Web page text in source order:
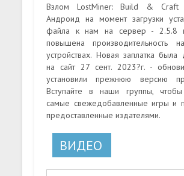
Взлом LostMiner: Build & Craft
Андроид на момент загрузки
файла к нам на сервер - 2.5.8
повышена производительность
устройствах. Новая заплатка была
на сайт 27 сент. 2023?г. -
установили прежнюю версию
Вступайте в наши группы, чтобы
самые свежедобавленные игры и
предоставленные издателями.
ВИДЕО